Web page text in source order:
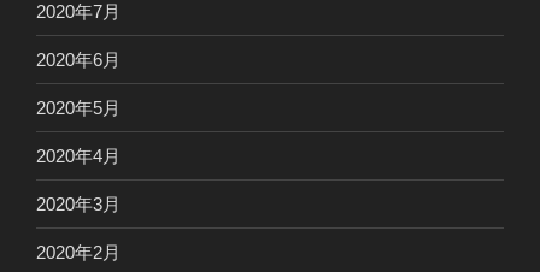
2020年7月
2020年6月
2020年5月
2020年4月
2020年3月
2020年2月